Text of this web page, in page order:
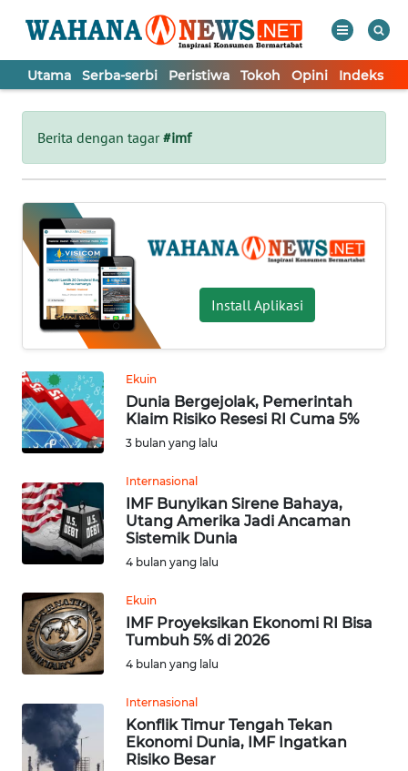
Utama Serba-serbi Peristiwa Tokoh Opini Indeks
Berita dengan tagar#imf
Install Aplikasi
Ekuin
Dunia Bergejolak, Pemerintah
Klaim Risiko Resesi RI Cuma 5%
3 bulan yang lalu
Internasional
IMF Bunyikan Sirene Bahaya,
Utang Amerika Jadi Ancaman
Sistemik Dunia
4 bulan yang lalu
Ekuin
IMF Proyeksikan Ekonomi RI Bisa
Tumbuh 5% di 2026
4 bulan yang lalu
Internasional
Konflik Timur Tengah Tekan
Ekonomi Dunia, IMF Ingatkan
Risiko Besar
Tutup
UTAMA
SERBA-
SERBI
PERISTIWA
TOKOH
OPINI
Informasi
INDEKS
BERITA
KONTAK
INFO
IKLAN
KAMI
PEDOMAN